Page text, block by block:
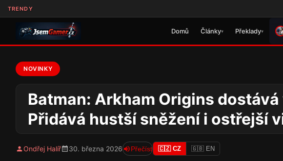
TRENDY
Domů Články▾ Překlady▾
NOVINKY
Batman: Arkham Origins
Přidává hustší sněžení i ostřejší
Ondřej Halíř 30. března 2026 Přečíst 🇨🇿 CZ 🇬🇧 EN